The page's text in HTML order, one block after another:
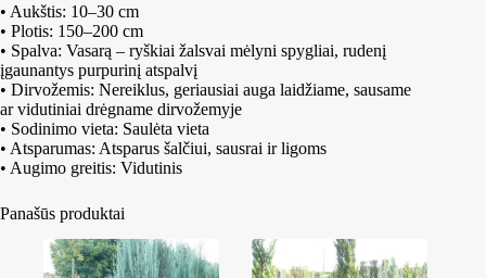
• Aukštis: 10–30 cm
• Plotis: 150–200 cm
• Spalva: Vasarą – ryškiai žalsvai mėlyni spygliai, rudenį
įgaunantys purpurinį atspalvį
• Dirvožemis: Nereiklus, geriausiai auga laidžiame, sausame
ar vidutiniai drėgname dirvožemyje
• Sodinimo vieta: Saulėta vieta
• Atsparumas: Atsparus šalčiui, sausrai ir ligoms
• Augimo greitis: Vidutinis
Panašūs produktai